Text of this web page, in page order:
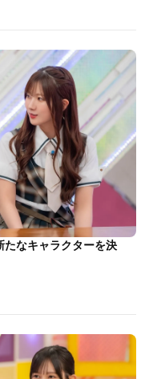
たなキャラクターを決